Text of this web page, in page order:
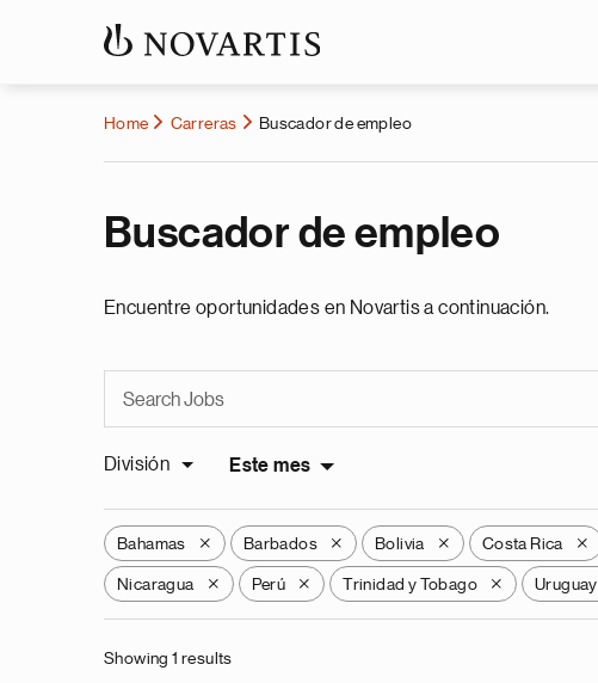
Home Carreras Buscador de empleo
Buscador de empleo
Encuentre oportunidades en Novartis a continuación.
División Este mes
Bahamas X Barbados X Bolivia X Costa Rica X
Nicaragua X Perú X Trinidad y Tobago X Uruguay
Showing 1 results